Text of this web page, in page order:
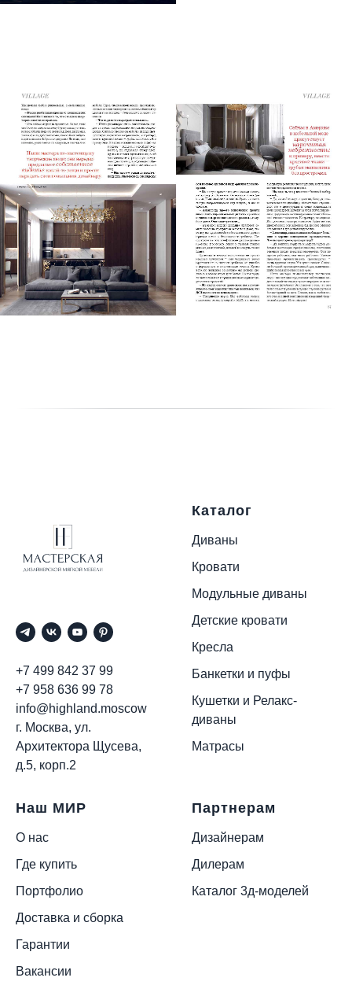
+7 499 842 37 99
+7 958 636 99 78
info@highland.moscow
г. Москва, ул.
Архитектора Щусева,
д.5, корп.2
Каталог
Диваны
Кровати
Модульные диваны
Детские кровати
Кресла
Банкетки и пуфы
Кушетки и Релакс-
диваны
Матрасы
Наш МИР
О нас
Где купить
Портфолио
Доставка и сборка
Гарантии
Вакансии
Партнерам
Дизайнерам
Дилерам
Каталог 3д-моделей